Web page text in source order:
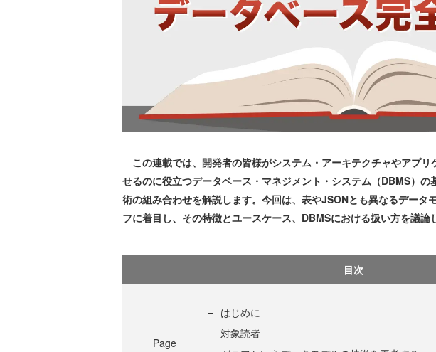
この連載では、開発者の皆様がシステム・アーキテクチャやアプリ
せるのに役立つデータベース・マネジメント・システム（DBMS）
術の組み合わせを解説します。今回は、表やJSONとも異なるデータ
フに着目し、その特徴とユースケース、DBMSにおける扱い方を議論
目次
Page
はじめに
対象読者